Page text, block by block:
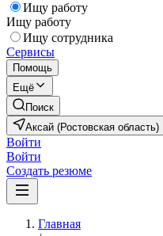
Ищу работу
Ищу работу
Ищу сотрудника
Сервисы
Помощь
Ещё
Поиск
Аксай (Ростовская область)
Войти
Войти
Создать резюме
Главная